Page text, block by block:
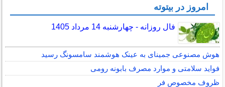
امروز در بیتوته
فال روزانه - چهارشنبه 14 مرداد 1405
هوش مصنوعی جمینای به عینک هوشمند سامسونگ رسید
فواید سلامتی و موارد مصرف بابونه رومی
ظروف مخصوص فر